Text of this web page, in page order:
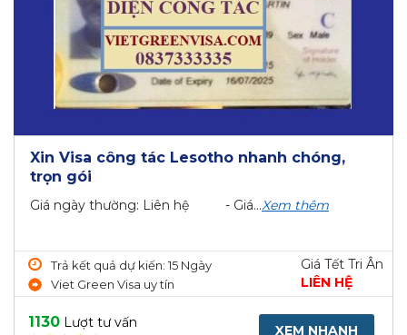
Xin Visa công tác Lesotho nhanh chóng,
trọn gói
Giá ngày thường: Liên hệ - Giá...Xem thêm
Trả kết quả dự kiến: 15 Ngày
Viet Green Visa uy tín
Giá Tết Tri Ân
LIÊN HỆ
1130 Lượt tư vấn XEM NHANH